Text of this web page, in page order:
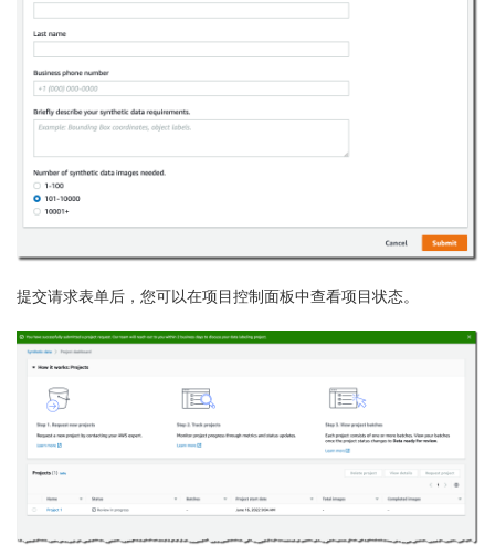
提交请求表单后，您可以在项目控制面板中查看项目状态。